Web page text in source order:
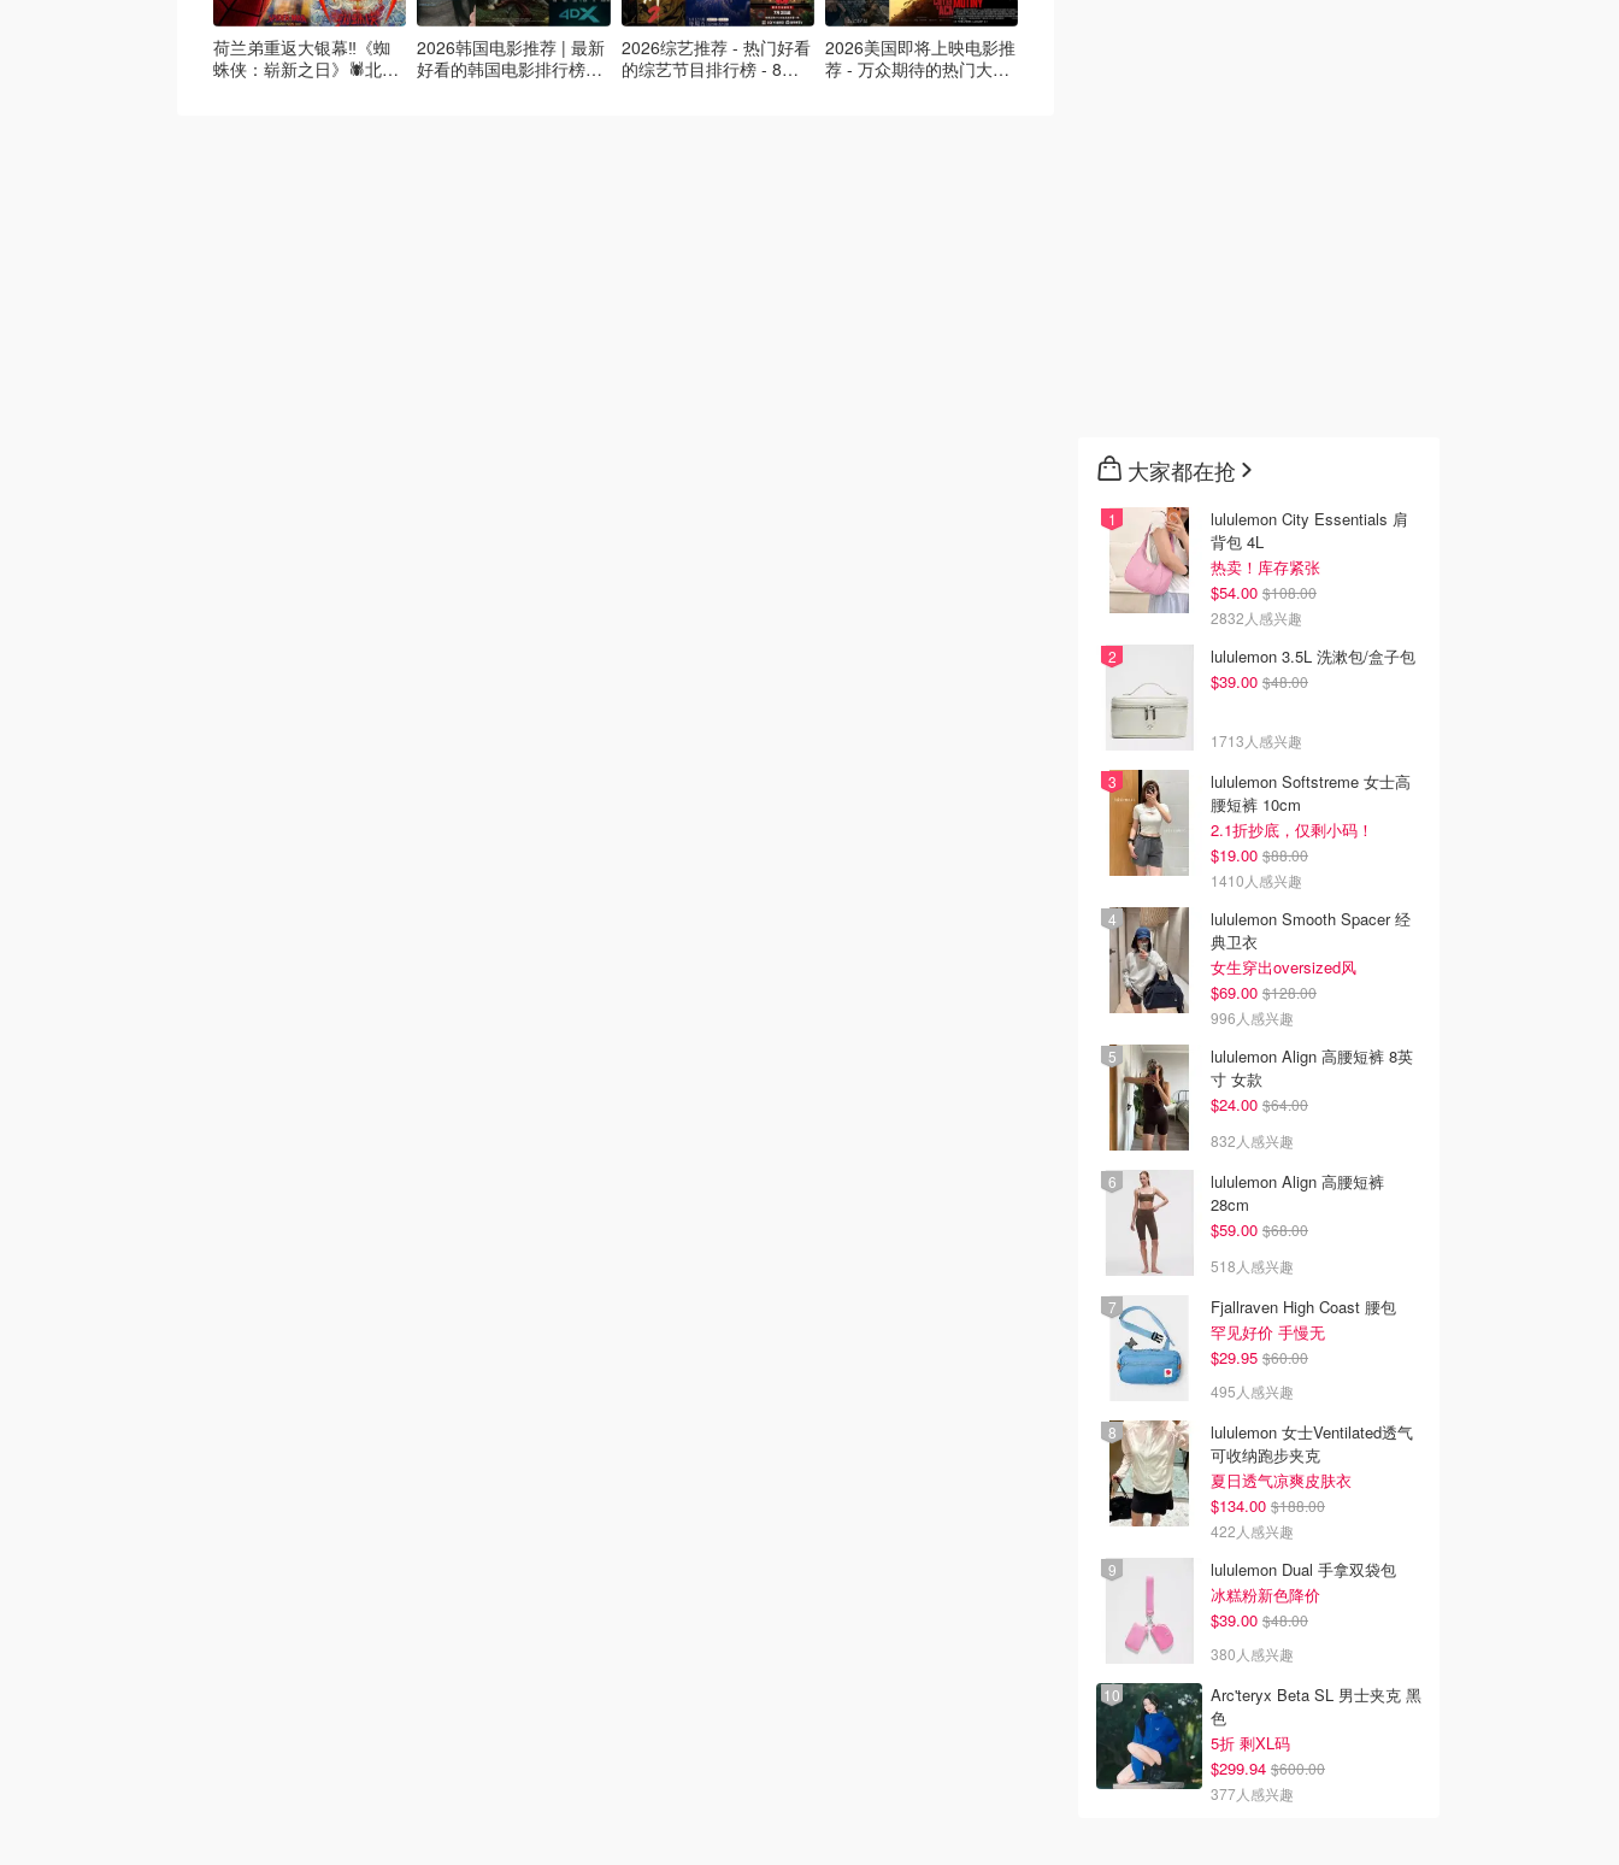
荷兰弟重返大银幕‼️《蜘
蛛侠：崭新之日》🕷️北美
2026韩国电影推荐 | 最新
好看的韩国电影排行榜，
2026综艺推荐 - 热门好看
的综艺节目排行榜 - 8月
2026美国即将上映电影推
荐 - 万众期待的热门大片
大家都在抢
lululemon City Essentials 肩
背包 4L
热卖！库存紧张
$54.00 $108.00
2832人感兴趣
lululemon 3.5L 洗漱包/盒子包
$39.00 $48.00
1713人感兴趣
lululemon Softstreme 女士高
腰短裤 10cm
2.1折抄底，仅剩小码！
$19.00 $88.00
1410人感兴趣
lululemon Smooth Spacer 经
典卫衣
女生穿出oversized风
$69.00 $128.00
996人感兴趣
lululemon Align 高腰短裤 8英
寸 女款
$24.00 $64.00
832人感兴趣
lululemon Align 高腰短裤
28cm
$59.00 $68.00
518人感兴趣
Fjallraven High Coast 腰包
罕见好价 手慢无
$29.95 $60.00
495人感兴趣
lululemon 女士Ventilated透气
可收纳跑步夹克
夏日透气凉爽皮肤衣
$134.00 $188.00
422人感兴趣
lululemon Dual 手拿双袋包
冰糕粉新色降价
$39.00 $48.00
380人感兴趣
Arc'teryx Beta SL 男士夹克 黑
色
5折 剩XL码
$299.94 $600.00
377人感兴趣